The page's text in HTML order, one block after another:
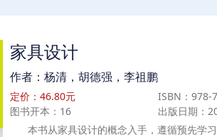
家具设计
作者：杨清，胡德强，李祖鹏
定价：46.80元
ISBN：978-
图书开本：16
出版日期：
本书从家具设计的概念入手，遵循预先学